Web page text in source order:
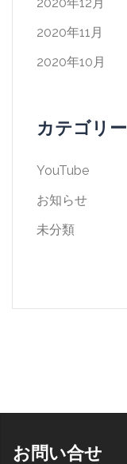
2020年11月
2020年10月
カテゴリー
YouTube
お知らせ
未分類
お問い合せ